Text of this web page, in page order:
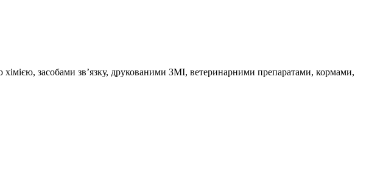
хімією, засобами зв’язку, друкованими ЗМІ, ветеринарними препаратами, кормами,